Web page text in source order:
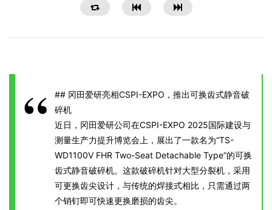
## 冈田爱研亮相CSPI-EXPO，推出可换齿式静音破
碎机
近日，冈田爱研公司在CSPI-EXPO 2025国际建设与
测量生产力提升博览会上，展出了一款名为“TS-
WD1100V FHR Two-Seat Detachable Type”的可换
齿式静音破碎机。这款破碎机针对大型分裂机，采用
可更换齿尖设计，与传统的焊接式相比，只需通过两
个销钉即可快速更换磨损的齿尖。